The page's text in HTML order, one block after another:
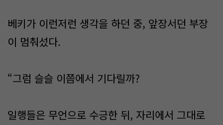
베키가 이런저런 생각을 하던 중, 앞장서던 부장
이 멈춰섰다.
“그럼 슬슬 이쯤에서 기다릴까?
일행들은 무언으로 수긍한 뒤, 자리에서 그대로